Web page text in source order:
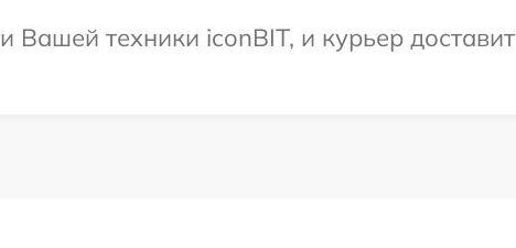
Вашей техники iconBIT, и курьер